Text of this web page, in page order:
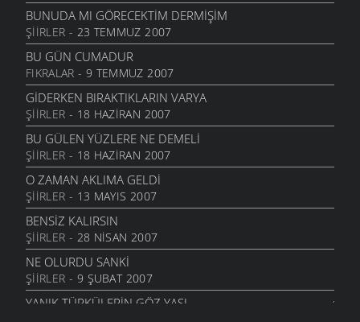
BUNUDA MI GÖRECEKTIM DERMIŞIM
ŞIIRLER - 23 TEMMUZ 2007
BU GÜN CUMADUR
FIKRALAR - 9 TEMMUZ 2007
GIDERKEN BIRAKTIKLARIN VARYA
ŞIIRLER - 18 HAZIRAN 2007
BU GÜLEN YÜZLERE NE DEMELI
ŞIIRLER - 18 HAZIRAN 2007
O ZAMAN AKLIMA GELDI
ŞIIRLER - 13 MAYIS 2007
BENSIZ KALIRSIN
ŞIIRLER - 28 NISAN 2007
NE OLURDU SANKI
ŞIIRLER - 9 ŞUBAT 2007
YANIK TÜRKÜLERIN GÖZ YAŞI